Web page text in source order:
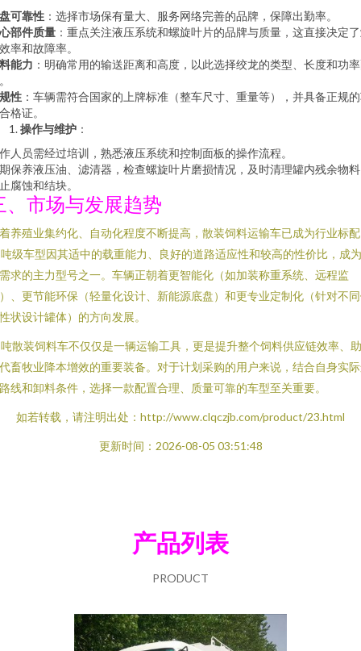
可靠性 ：选择市场保有量大、服务网络完善的品牌，保障出勤率。
部件质量 ：重点关注液压系统和螺旋叶片的品牌与质量，这直接决定
率和故障率。
能力 ：明确常用的输送距离和高度，以此选择绞龙的类型、长度和功
性 ：车辆需符合国家的上牌标准（整车尺寸、重量等），并具备正规
格证。
操作与维护 ：
人员需经过培训，熟悉液压系统和控制面板的操作流程。
保养液压油、滤清器，检查螺旋叶片磨损情况，及时清理罐内残余物
腐蚀和结块。
、市场与发展趋势
养殖业集约化、自动化程度不断提高，散装饲料运输车已成为行业标
级车型因其适中的载重能力、良好的道路适应性和较高的性价比，成
求的主力型号之一。车辆正朝着更智能化（如加装称重系统、远程监
、更节能环保（轻量化设计、新能源底盘）和更专业定制化（针对不
状设计罐体）的方向发展。
散装饲料车不仅仅是一辆运输工具，更是提升整个饲料供应链效率、
畜牧业降本增效的重要装备。对于计划采购的用户来说，结合自身实
线和卸料条件，选择一款配置合理、质量可靠的车型至关重要。
如若转载，请注明出处：http://www.clqczjb.com/product/23.html
更新时间：2026-08-05 03:51:48
产品列表
PRODUCT